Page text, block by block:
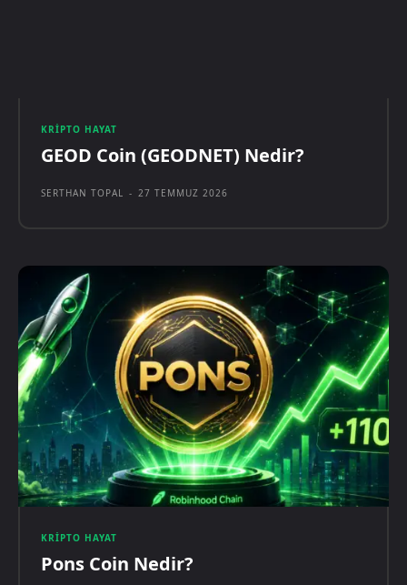
KRIPTO HAYAT
GEOD Coin (GEODNET) Nedir?
SERTHAN TOPAL - 27 TEMMUZ 2026
KRIPTO HAYAT
Pons Coin Nedir?